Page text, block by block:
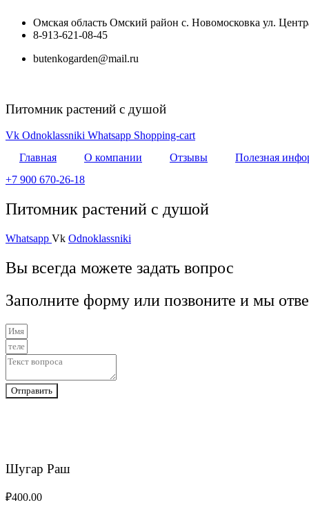
содержимому
Омская область Омский район с. Новомосковка ул.
8-913-621-08-45
butenkogarden@mail.ru
Питомник растений с душой
Vk Odnoklassniki Whatsapp Shopping-cart
Главная
О компании Отзывы
Полезная
+7 900 670-26-18
Питомник растений с душой
Whatsapp Vk Odnoklassniki
Вы всегда можете задать вопрос
Заполните форму или позвоните и мы
Отправить
Шугар Раш
₽400.00